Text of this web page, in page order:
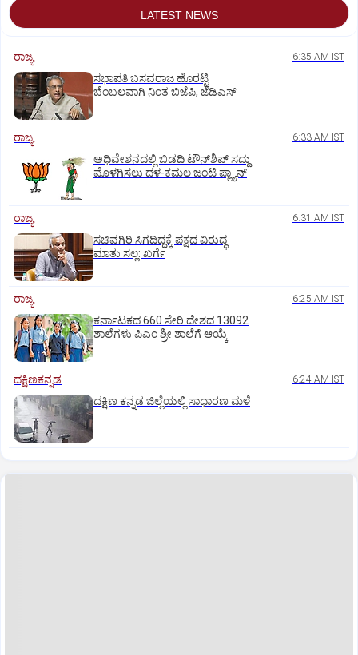
LATEST NEWS
ರಾಜ್ಯ 6:35 AM IST
ಸಭಾಪತಿ ಬಸವರಾಜ ಹೊರಟ್ಟಿ
ಬೆಂಬಲವಾಗಿ ನಿಂತ ಬಿಜೆಪಿ, ಜೆಡಿಎಸ್
ರಾಜ್ಯ 6:33 AM IST
ಅಧಿವೇಶನದಲ್ಲಿ ಬಿಡದಿ ಟೌನ್‌ಶಿಪ್‌ ಸದ್ದು
ಮೊಳಗಿಸಲು ದಳ-ಕಮಲ ಜಂಟಿ ಪ್ಲ್ಯಾನ್‌
ರಾಜ್ಯ 6:31 AM IST
ಸಚಿವಗಿರಿ ಸಿಗದಿದ್ದಕ್ಕೆ ಪಕ್ಷದ ವಿರುದ್ಧ
ಮಾತು ಸಲ್ಲ: ಖರ್ಗೆ
ರಾಜ್ಯ 6:25 AM IST
ಕರ್ನಾಟಕದ 660 ಸೇರಿ ದೇಶದ 13092
ಶಾಲೆಗಳು ಪಿಎಂ ಶ್ರೀ ಶಾಲೆಗೆ ಆಯ್ಕೆ
ದಕ್ಷಿಣಕನ್ನಡ 6:24 AM IST
ದಕ್ಷಿಣ ಕನ್ನಡ ಜಿಲ್ಲೆಯಲ್ಲಿ ಸಾಧಾರಣ ಮಳೆ